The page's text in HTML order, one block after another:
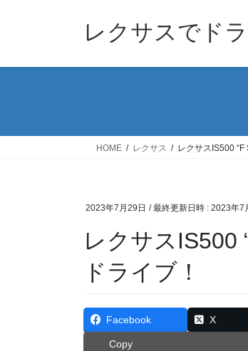
レクサスでド
HOME レクサス レクサスIS500 “F
2023年7月29日 / 最終更新日時 : 2023年7
レクサスIS500
ドライブ！
Facebook X
Copy